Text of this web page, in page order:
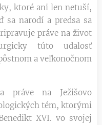
ktoré ani len netuší,
narodí a predsa sa
práve na život
túto udalosť
a veľkonočnom
práve na Ježišovo
tém, ktorými
XVI. vo svojej